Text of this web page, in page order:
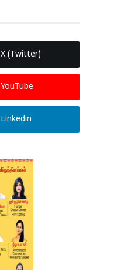
X (Twitter)
YouTube
Linkedin